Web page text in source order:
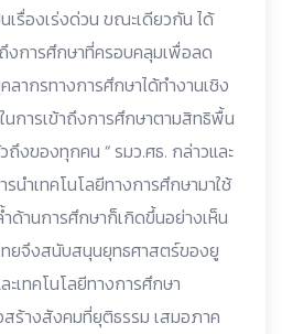
เรื่องเร่งด่วน ขณะเดียวกัน ได้
งการศึกษาที่ครอบคลุมเพื่อลด
ากรทางการศึกษาได้ทำงานเชิง
นการเข้าถึงการศึกษาตามสิทธิพื้น
ถึงของทุกคน “ รมว.ศธ. กล่าวและ
นำเทคโนโลยีทางการศึกษามาใช้
ด้านการศึกษาก็เกิดขึ้นอย่างเห็น
ทยจึงสนับสนุนยุทธศาสตร์ของยู
เทคโนโลยีทางการศึกษา
างสังคมที่ยุติธรรม เสมอภาค